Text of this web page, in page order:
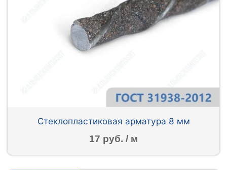
Стеклопластиковая арматура 8 мм
17 руб. / м